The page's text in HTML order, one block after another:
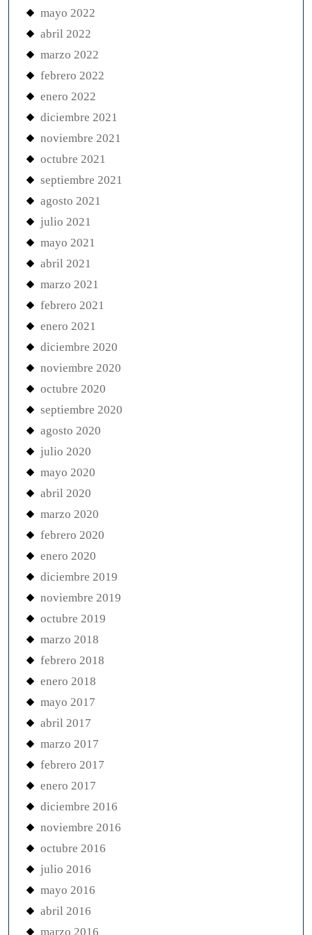
mayo 2022
abril 2022
marzo 2022
febrero 2022
enero 2022
diciembre 2021
noviembre 2021
octubre 2021
septiembre 2021
agosto 2021
julio 2021
mayo 2021
abril 2021
marzo 2021
febrero 2021
enero 2021
diciembre 2020
noviembre 2020
octubre 2020
septiembre 2020
agosto 2020
julio 2020
mayo 2020
abril 2020
marzo 2020
febrero 2020
enero 2020
diciembre 2019
noviembre 2019
octubre 2019
marzo 2018
febrero 2018
enero 2018
mayo 2017
abril 2017
marzo 2017
febrero 2017
enero 2017
diciembre 2016
noviembre 2016
octubre 2016
julio 2016
mayo 2016
abril 2016
marzo 2016